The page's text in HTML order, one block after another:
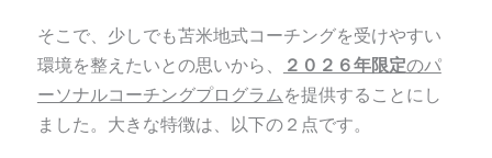
そこで、少しでも苫米地式コーチングを受けやすい
環境を整えたいとの思いから、
２０２６年限定のパ
ーソナルコーチングプログラムを提供することにし
ました。大きな特徴は、以下の２点です。